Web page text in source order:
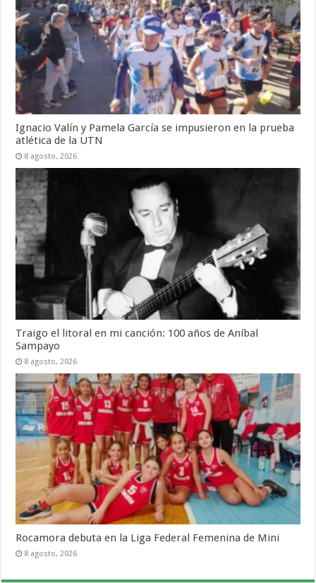
Ignacio Valín y Pamela García se impusieron en la prueba
atlética de la UTN
8 agosto, 2026
Traigo el litoral en mi canción: 100 años de Aníbal
Sampayo
8 agosto, 2026
Rocamora debuta en la Liga Federal Femenina de Mini
8 agosto, 2026